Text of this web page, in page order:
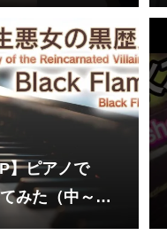
】ピアノで
みた（中～上
of the Rein